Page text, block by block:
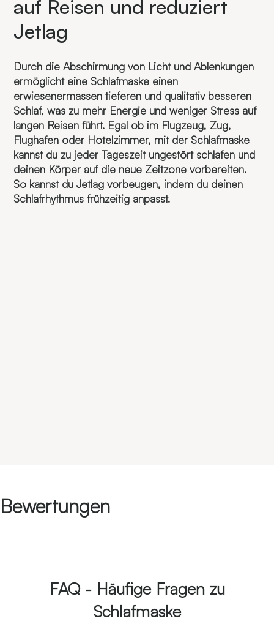
auf Reisen und reduziert
Jetlag
Durch die Abschirmung von Licht und Ablenkungen
ermöglicht eine Schlafmaske einen
erwiesenermassen tieferen und qualitativ besseren
Schlaf, was zu mehr Energie und weniger Stress auf
langen Reisen führt. Egal ob im Flugzeug, Zug,
Flughafen oder Hotelzimmer, mit der Schlafmaske
kannst du zu jeder Tageszeit ungestört schlafen und
deinen Körper auf die neue Zeitzone vorbereiten.
So kannst du Jetlag vorbeugen, indem du deinen
Schlafrhythmus frühzeitig anpasst.
Bewertungen
FAQ - Häufige Fragen zu
Schlafmaske